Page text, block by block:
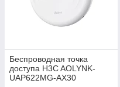
Беспроводная точка
доступа H3C AOLYNK-
UAP622MG-AX30